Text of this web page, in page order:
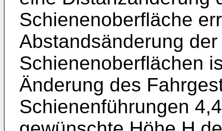
Schienenoberfläche
Abstandsänderung
Schienenoberflächen
Änderung des
Schienenführungen